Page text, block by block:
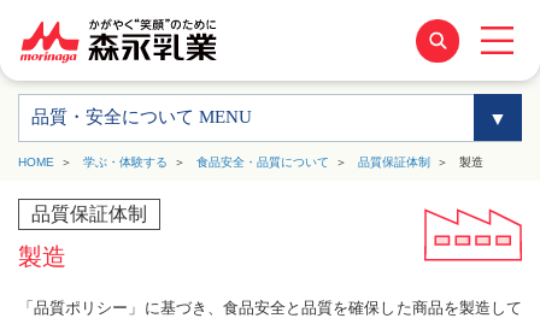
品質・安全について MENU
HOME 学ぶ・体験する 食品安全・品質について 品質保証体制 製造
品質保証体制
製造
「品質ポリシー」に基づき、食品安全と品質を確保した商品を製造して